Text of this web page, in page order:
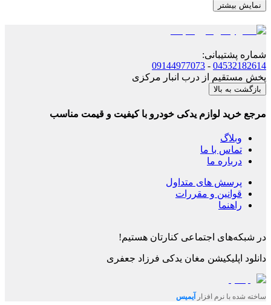
نمایش بیشتر
شماره پشتیبانی:
04532182614
-
09144977073
پخش مستقیم از درب انبار مرکزی
بازگشت به بالا
مرجع خرید لوازم یدکی خودرو با کیفیت و قیمت مناسب
وبلاگ
تماس با ما
درباره ما
پرسش های متداول
قوانین و مقررات
راهنما
در شبکه‌های اجتماعی کنارتان هستیم!
دانلود اپلیکیشن مغان یدکی فرزاد جعفری
ساخته شده با نرم افزار آیمیس